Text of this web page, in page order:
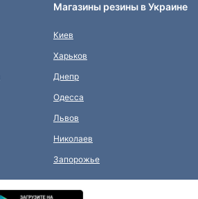
Магазины резины в Украине
Киев
Харьков
Днепр
Одесса
Львов
Николаев
Запорожье